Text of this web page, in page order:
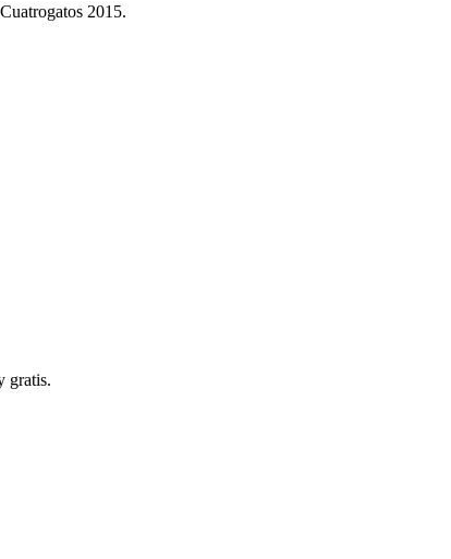
2015.
gratis.